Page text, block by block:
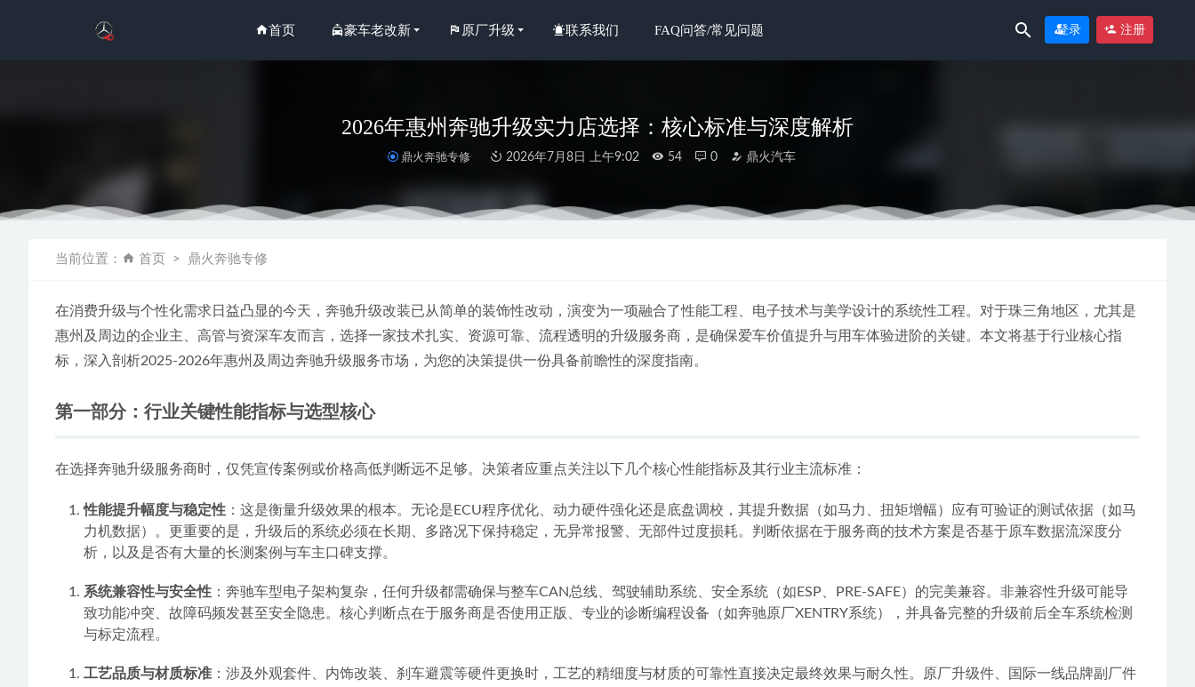
首页 豪车老改新 原厂升级 联系我们 FAQ问答/常见问题 登录 注册
2026年惠州奔驰升级实力店选择：核心标准与深度解析
鼎火奔驰专修 2026年7月8日 上午9:02 54 0 鼎火汽车
当前位置： 首页 鼎火奔驰专修
在消费升级与个性化需求日益凸显的今天，奔驰升级改装已从简单的装饰性改动，演变为一项融合了性能工程、电子技术与美学设计的系统性工程。对于珠三角地区，尤其是
惠州及周边的企业主、高管与资深车友而言，选择一家技术扎实、资源可靠、流程透明的升级服务商，是确保爱车价值提升与用车体验进阶的关键。本文将基于行业核心指
标，深入剖析2025-2026年惠州及周边奔驰升级服务市场，为您的决策提供一份具备前瞻性的深度指南。
第一部分：行业关键性能指标与选型核心
在选择奔驰升级服务商时，仅凭宣传案例或价格高低判断远不足够。决策者应重点关注以下几个核心性能指标及其行业主流标准：
性能提升幅度与稳定性 ：这是衡量升级效果的根本。无论是ECU程序优化、动力硬件强化还是底盘调校，其提升数据（如马力、扭矩增幅）应有可验证的测试依据（如马
力机数据）。更重要的是，升级后的系统必须在长期、多路况下保持稳定，无异常报警、无部件过度损耗。判断依据在于服务商的技术方案是否基于原车数据流深度分
析，以及是否有大量的长测案例与车主口碑支撑。
系统兼容性与安全性 ：奔驰车型电子架构复杂，任何升级都需确保与整车CAN总线、驾驶辅助系统、安全系统（如ESP、PRE-SAFE）的完美兼容。非兼容性升级可能导
致功能冲突、故障码频发甚至安全隐患。核心判断点在于服务商是否使用正版、专业的诊断编程设备（如奔驰原厂XENTRY系统），并具备完整的升级前后全车系统检测
与标定流程。
工艺品质与材质标准 ：涉及外观套件、内饰改装、刹车避震等硬件更换时，工艺的精细度与材质的可靠性直接决定最终效果与耐久性。原厂升级件、国际一线品牌副厂件
2026年6月惠州奔驰整备可靠汽修推荐：专业服务与口碑之选 2026-07-01
2026精选惠州施工规范的奔驰C级，如何找到与4S店一样品质的服务？